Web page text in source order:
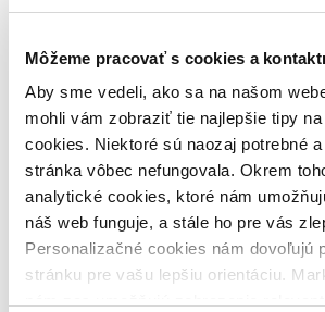
Môžeme pracovať s cookies a
Aby sme vedeli, ako sa na našom
mohli vám zobraziť tie najlepšie tipy
cookies. Niektoré sú naozaj potrebné
stránka vôbec nefungovala. Okrem
analytické cookies, ktoré nám
náš web funguje, a stále ho pre vás
Personalizačné cookies nám dovoľujú
stránku pre vašu lepšiu orientáciu.
predpredaj (0 titulov) predpredaj
pripravujeme (0 titulov)
dostupná (bez vypredaných) (0
vypredaných)
Nové / čítané
nová (0 titulov)nová
čítaná (0 titulov)čítaná
čítaná - výborný stav (0 titulov)
čítaná - mierne opotrebovaná (0
opotrebovaná
čítané verzie vypredaných kníh (0
vypredaných kníh